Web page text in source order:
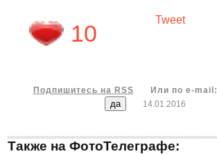
10
Tweet
Подпишитесь на RSS
Или по e-mail:
14.01.2016
Также на ФотоТелеграфе: